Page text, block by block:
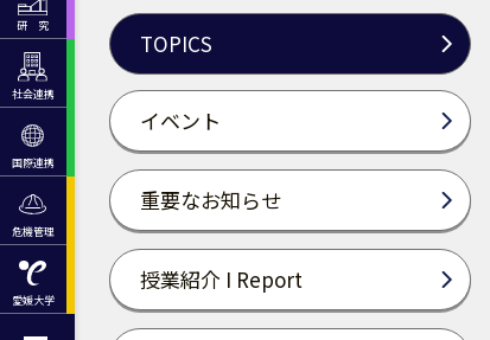
研 究
社会連携
国際連携
危機管理
愛媛大学
TOPICS
イベント
重要なお知らせ
授業紹介 I Report